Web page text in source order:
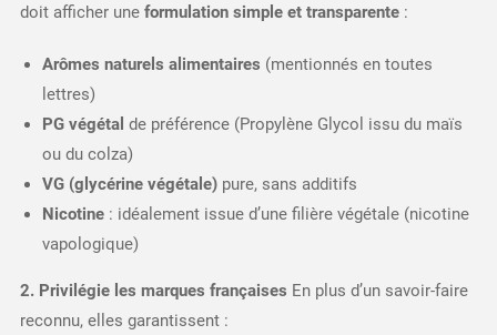
doit afficher une formulation simple et transparente:
Arômes naturels alimentaires (mentionnés en toutes
lettres)
PG végétal de préférence (Propylène Glycol issu du maïs
ou du colza)
VG (glycérine végétale)pure, sans additifs
Nicotine: idéalement issue d’une filière végétale (nicotine
vapologique)
2. Privilégie les marques françaises En plus d’un savoir-faire
reconnu, elles garantissent :